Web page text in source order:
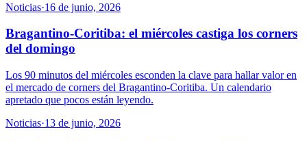
Noticias·16 de junio, 2026
Bragantino-Coritiba: el miércoles castiga los corners
del domingo
Los 90 minutos del miércoles esconden la clave para hallar valor en
el mercado de corners del Bragantino-Coritiba. Un calendario
apretado que pocos están leyendo.
Noticias·13 de junio, 2026